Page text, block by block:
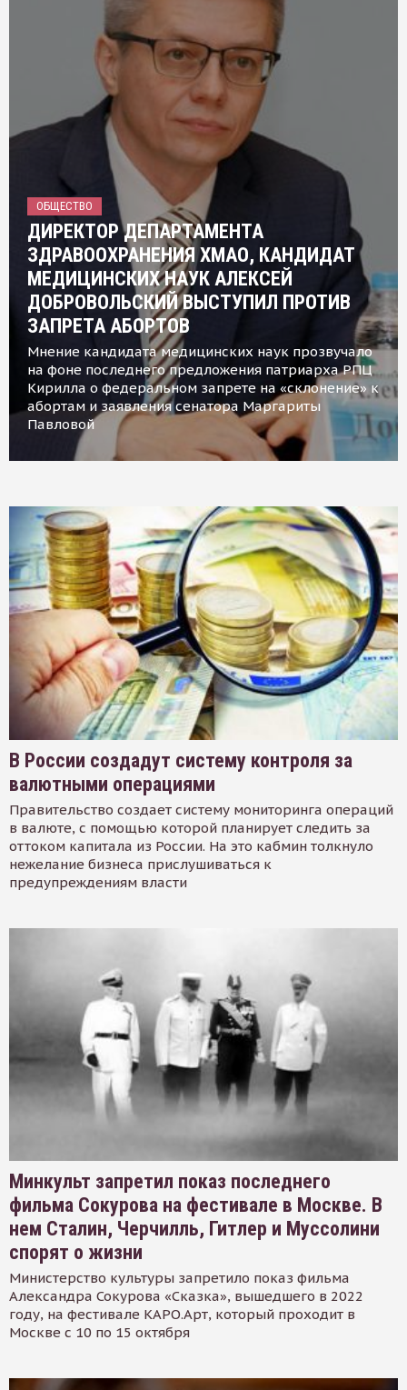
ОБЩЕСТВО
ДИРЕКТОР ДЕПАРТАМЕНТА
ЗДРАВООХРАНЕНИЯ ХМАО, КАНДИДАТ
МЕДИЦИНСКИХ НАУК АЛЕКСЕЙ
ДОБРОВОЛЬСКИЙ ВЫСТУПИЛ ПРОТИВ
ЗАПРЕТА АБОРТОВ
Мнение кандидата медицинских наук прозвучало
на фоне последнего предложения патриарха РПЦ
Кирилла о федеральном запрете на «склонение» к
абортам и заявления сенатора Маргариты
Павловой
В России создадут систему контроля за
валютными операциями
Правительство создает систему мониторинга операций
в валюте, с помощью которой планирует следить за
оттоком капитала из России. На это кабмин толкнуло
нежелание бизнеса прислушиваться к
предупреждениям власти
Минкульт запретил показ последнего
фильма Сокурова на фестивале в Москве. В
нем Сталин, Черчилль, Гитлер и Муссолини
спорят о жизни
Министерство культуры запретило показ фильма
Александра Сокурова «Сказка», вышедшего в 2022
году, на фестивале КАРО.Арт, который проходит в
Москве с 10 по 15 октября